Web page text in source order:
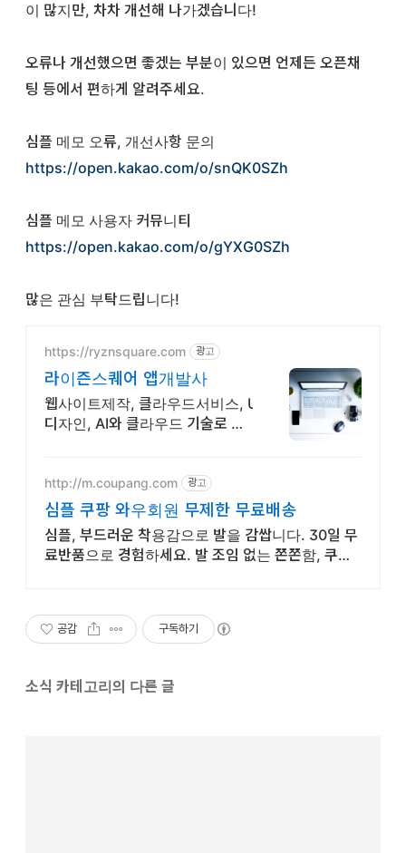
이 많지만, 차차 개선해 나가겠습니다!
오류나 개선했으면 좋겠는 부분이 있으면 언제든 오픈채
팅 등에서 편하게 알려주세요.
심플 메모 오류, 개선사항 문의
https://open.kakao.com/o/snQK0SZh
심플 메모 사용자 커뮤니티
https://open.kakao.com/o/gYXG0SZh
많은 관심 부탁드립니다!
https://ryznsquare.com 광고
라이즌스퀘어 앱개발사
웹사이트제작, 클라우드서비스, UI
디자인, AI와 클라우드 기술로 차
http://m.coupang.com 광고
심플 쿠팡 와우회원 무제한 무료배송
심플, 부드러운 착용감으로 발을 감쌉니다. 30일 무
료반품으로 경험하세요. 발 조임 없는 쫀쫀함, 쿠팡에
공감 구독하기
소식 카테고리의 다른 글